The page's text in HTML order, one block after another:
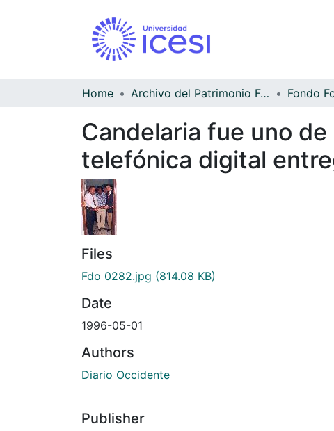
Home Archivo del Patrimonio Fotográfico y Fílmico del Valle del Cauca
Candelaria fue uno
telefónica digital
Files
Fdo 0282.jpg (814.08 KB)
Date
1996-05-01
Authors
Diario Occidente
Publisher